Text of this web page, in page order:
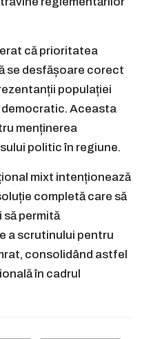
că prioritatea
se desfășoare corect
populației
democratic. Aceasta
menținerea
politic în regiune.
mixt intenționează
completă care să
să permită
a scrutinului pentru
consolidând astfel
în cadrul